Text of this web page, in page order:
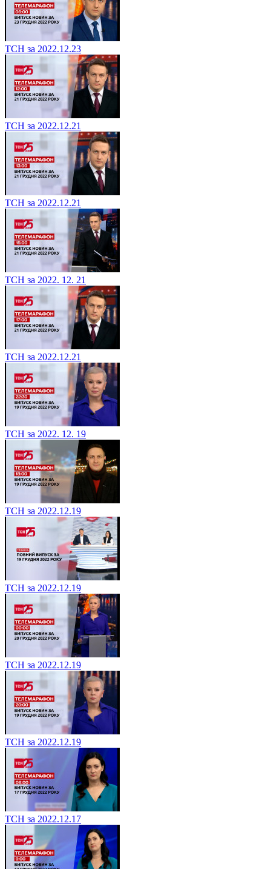
ТСН за 2022.12.23
ТСН за 2022.12.21
ТСН за 2022.12.21
ТСН за 2022. 12. 21
ТСН за 2022.12.21
ТСН за 2022. 12. 19
ТСН за 2022.12.19
ТСН за 2022.12.19
ТСН за 2022.12.19
ТСН за 2022.12.19
ТСН за 2022.12.17